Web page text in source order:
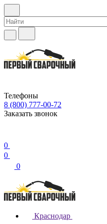
Телефоны
8 (800) 777-00-72
Заказать звонок
0
0
0
Краснодар